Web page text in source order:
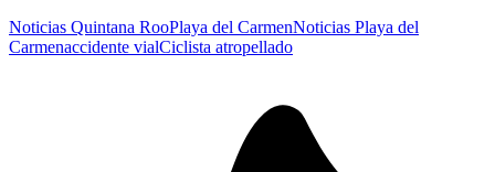
Noticias Quintana RooPlaya del CarmenNoticias Playa del
Carmenaccidente vialCiclista atropellado